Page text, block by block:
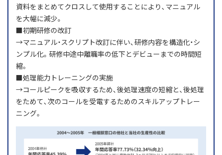
資料をまとめてクロスして使用することにより、マニュアル
を大幅に減少。
■初期研修の改訂
→マニュアル・スクリプト改訂に伴い、研修内容を構造化・シ
ンプル化。研修中途中離職率の低下とデビューまでの時間短
縮。
■処理能力トレーニングの実施
→コールピークを吸収するため、後処理速度の短縮と、後処理
をためて、次のコールを受電するためのスキルアップトレー
ニング。